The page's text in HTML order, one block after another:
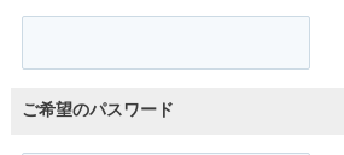
ご希望のパスワード